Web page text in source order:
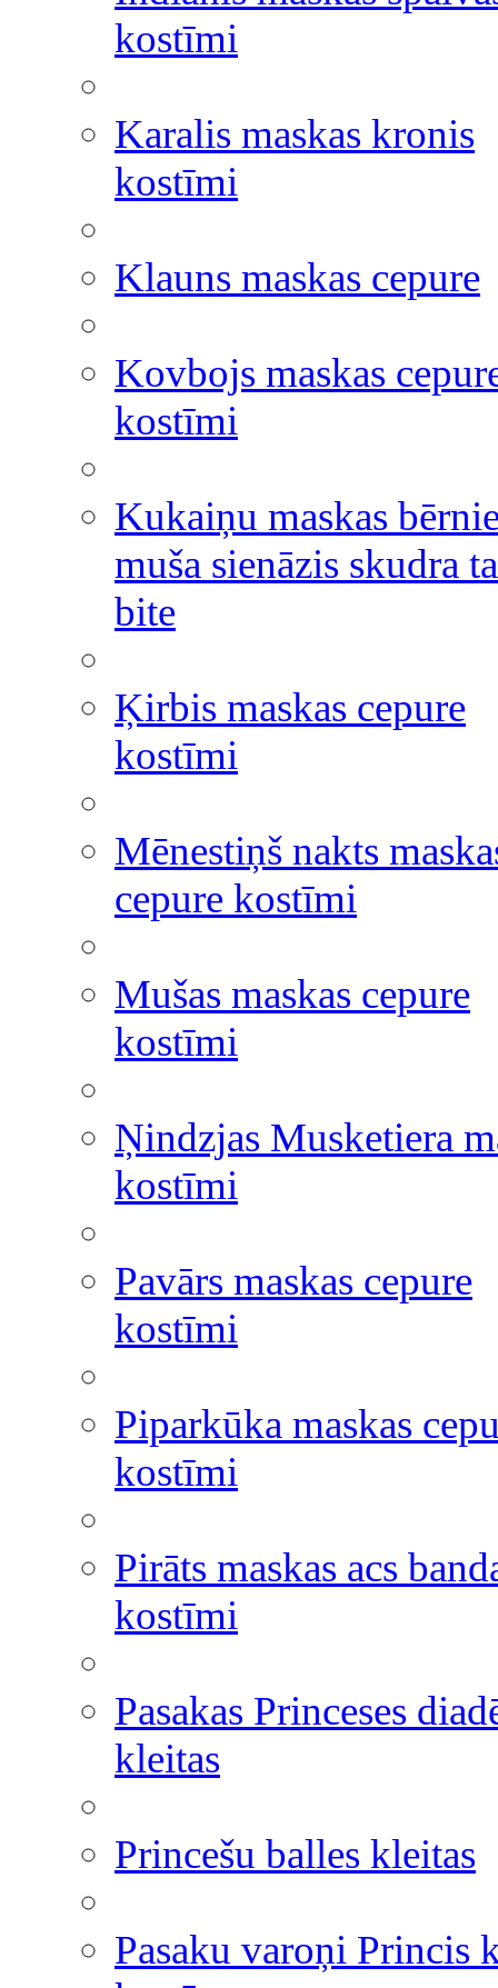
kostīmi
Karalis maskas kronis
kostīmi
Klauns maskas cepure
Kovbojs maskas
kostīmi
Kukaiņu maskas
muša sienāzis skudra
bite
Ķirbis maskas cepure
kostīmi
Mēnestiņš nakts
cepure kostīmi
Mušas maskas cepure
kostīmi
Ņindzjas Musketiera
kostīmi
Pavārs maskas cepure
kostīmi
Piparkūka maskas
kostīmi
Pirāts maskas acs
kostīmi
Pasakas Princeses
kleitas
Princešu balles kleitas
Pasaku varoņi Princis